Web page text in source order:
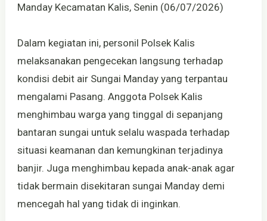
Manday Kecamatan Kalis, Senin (06/07/2026)
Dalam kegiatan ini, personil Polsek Kalis
melaksanakan pengecekan langsung terhadap
kondisi debit air Sungai Manday yang terpantau
mengalami Pasang. Anggota Polsek Kalis
menghimbau warga yang tinggal di sepanjang
bantaran sungai untuk selalu waspada terhadap
situasi keamanan dan kemungkinan terjadinya
banjir. Juga menghimbau kepada anak-anak agar
tidak bermain disekitaran sungai Manday demi
mencegah hal yang tidak di inginkan.